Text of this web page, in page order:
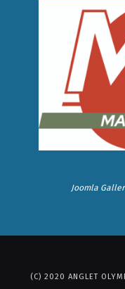
Joomla
(C) 2020 ANGLET